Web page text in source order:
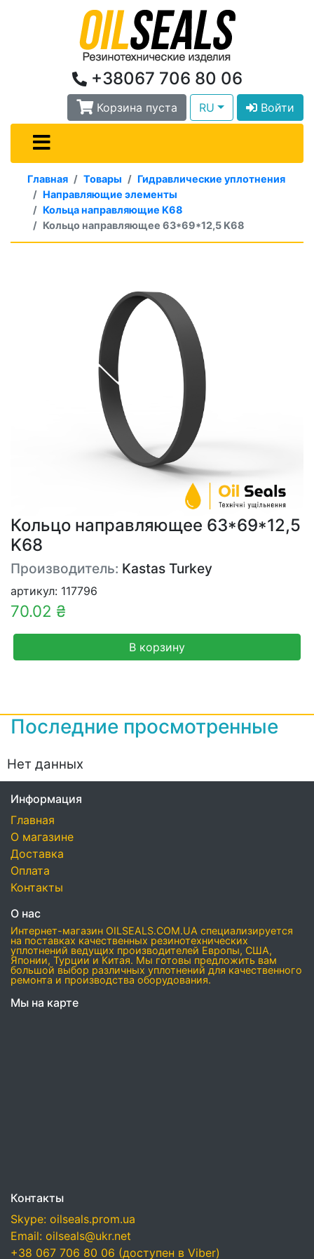
+38067 706 80 06
Корзина пуста RU Войти
Главная Товары
Гидравлические уплотнения
Направляющие элементы
Кольца направляющие K68
Кольцо направляющее 63*69*12,5 K68
Кольцо направляющее 63*69*12,5
K68
Производитель: Kastas Turkey
артикул: 117796
70.02 ₴
В корзину
Последние просмотренные
Нет данных
Информация
Главная
О магазине
Доставка
Оплата
Контакты
О нас
Интернет-магазин OILSEALS.COM.UA специализируется
на поставках качественных резинотехнических
уплотнений ведущих производителей Европы, США,
Японии, Турции и Китая. Мы готовы предложить вам
большой выбор различных уплотнений для качественного
ремонта и производства оборудования.
Мы на карте
Контакты
Skype: oilseals.prom.ua
Email: oilseals@ukr.net
+38 067 706 80 06 (доступен в Viber)